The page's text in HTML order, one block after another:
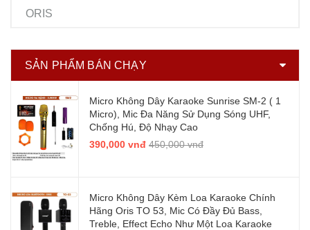
ORIS
SẢN PHẨM BÁN CHẠY
Micro Không Dây Karaoke Sunrise SM-2 ( 1
Micro), Mic Đa Năng Sử Dụng Sóng UHF,
Chống Hú, Độ Nhạy Cao
390,000 vnđ 450,000 vnđ
Micro Không Dây Kèm Loa Karaoke Chính
Hãng Oris TO 53, Mic Có Đầy Đủ Bass,
Treble, Effect Echo Như Một Loa Karaoke